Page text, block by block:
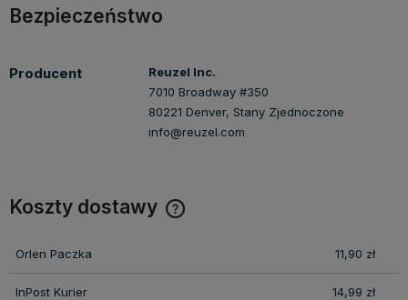
Bezpieczeństwo
Producent
Reuzel Inc.
7010 Broadway #350
80221 Denver, Stany Zjednoczone
info@reuzel.com
Koszty dostawy
Orlen Paczka 11,90 zł
InPost Kurier 14,99 zł